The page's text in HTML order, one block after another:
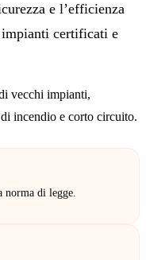
e l’efficienza
impianti certificati e
vecchi impianti,
incendio e corto circuito.
norma di legge.